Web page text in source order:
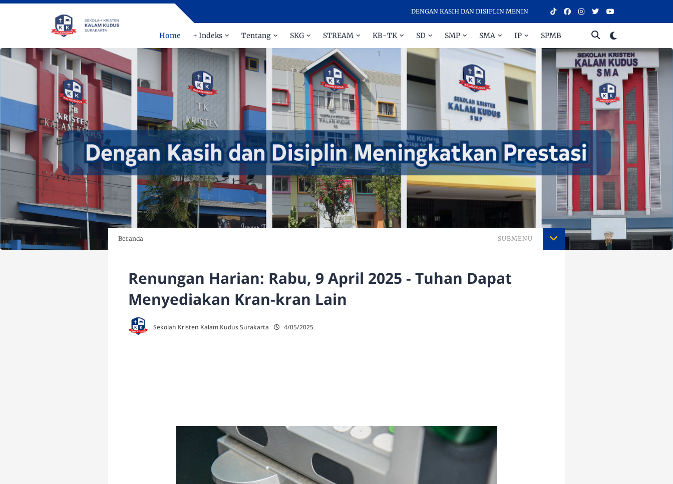
DENGAN KASIH DAN DISIPLIN MENINGKATKAN PRESTASI - SELAMAT DATANG DI
Home + Indeks Tentang SKG STREAM KB-TK SD SMP SMA IP SPMB
Beranda SUBMENU
Renungan Harian: Rabu, 9 April 2025 - Tuhan Dapat
Menyediakan Kran-kran Lain
Sekolah Kristen Kalam Kudus Surakarta 4/05/2025